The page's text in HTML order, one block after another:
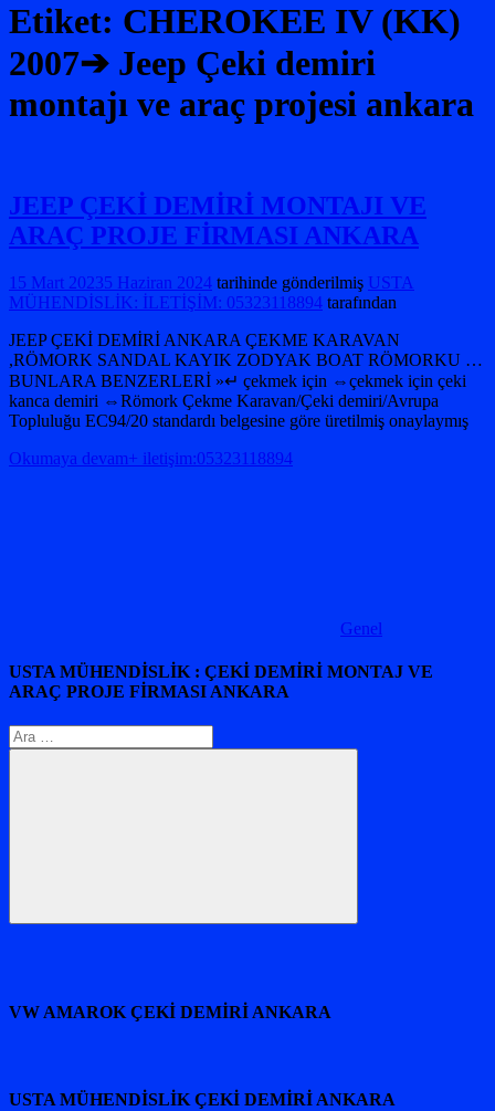
Etiket: CHEROKEE IV (KK)
2007➔ Jeep Çeki demiri
montajı ve araç projesi ankara
JEEP ÇEKİ DEMİRİ MONTAJI VE
ARAÇ PROJE FİRMASI ANKARA
15 Mart 20235 Haziran 2024 tarihinde gönderilmiş USTA
MÜHENDİSLİK: İLETİŞİM: 05323118894 tarafından
JEEP ÇEKİ DEMİRİ ANKARA ÇEKME KARAVAN
,RÖMORK SANDAL KAYIK ZODYAK BOAT RÖMORKU …
BUNLARA BENZERLERİ »↵ çekmek için ⇔çekmek için çeki
kanca demiri ⇔Römork Çekme Karavan/Çeki demiri/Avrupa
Topluluğu EC94/20 standardı belgesine göre üretilmiş onaylaymış
Okumaya devam+ iletişim:05323118894
Genel
USTA MÜHENDİSLİK : ÇEKİ DEMİRİ MONTAJ VE
ARAÇ PROJE FİRMASI ANKARA
Arama:
Ara
VW AMAROK ÇEKİ DEMİRİ ANKARA
USTA MÜHENDİSLİK ÇEKİ DEMİRİ ANKARA